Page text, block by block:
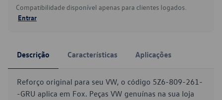
Compatibilidade disponível apenas para clientes logados.
Entrar
Descrição Características Aplicações
Reforço original para seu VW, o código 5Z6-809-261-
-GRU aplica em Fox. Peças VW genuínas na sua loja